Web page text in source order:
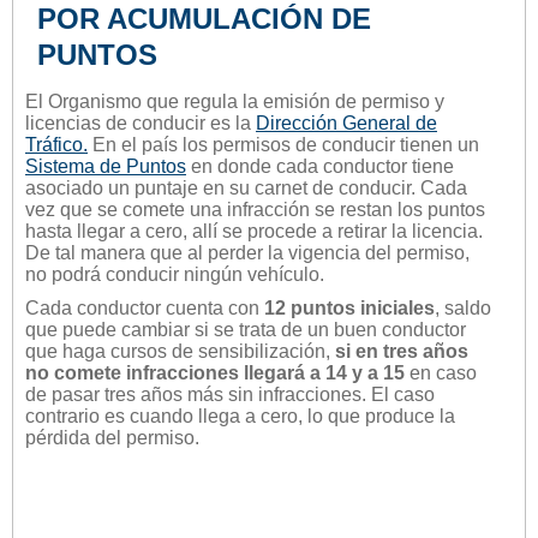
POR ACUMULACIÓN DE
PUNTOS
El Organismo que regula la emisión de permiso y
licencias de conducir es la Dirección General de
Tráfico. En el país los permisos de conducir tienen un
Sistema de Puntos en donde cada conductor tiene
asociado un puntaje en su carnet de conducir. Cada
vez que se comete una infracción se restan los puntos
hasta llegar a cero, allí se procede a retirar la licencia.
De tal manera que al perder la vigencia del permiso,
no podrá conducir ningún vehículo.
Cada conductor cuenta con 12 puntos iniciales, saldo
que puede cambiar si se trata de un buen conductor
que haga cursos de sensibilización, si en tres años
no comete infracciones llegará a 14 y a 15 en caso
de pasar tres años más sin infracciones. El caso
contrario es cuando llega a cero, lo que produce la
pérdida del permiso.